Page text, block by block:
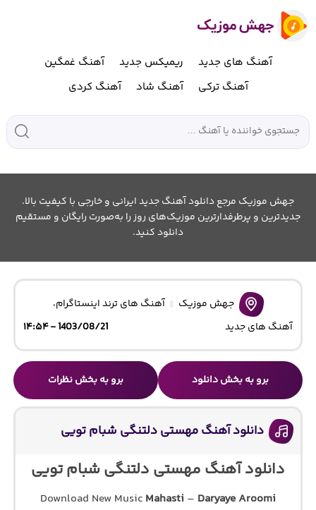
آهنگ های جدید ریمیکس جدید
آهنگ غمگین
آهنگ ترکی
آهنگ شاد آهنگ کردی
جهش موزیک مرجع دانلود آهنگ جدید ایرانی و خارجی با کیفیت بالا.
جدیدترین و پرطرفدارترین موزیک‌های روز را به‌صورت رایگان و مستقیم
دانلود کنید.
جهش موزیک آهنگ های ترند اینستاگرام،
آهنگ های جدید
1403/08/21 - ۱۴:۵۴
برو به بخش دانلود برو به بخش نظرات
دانلود آهنگ مهستی دلتنگی شبام تویی
دانلود آهنگ مهستی دلتنگی شبام تویی
Download New Music Mahasti – Daryaye Aroomi